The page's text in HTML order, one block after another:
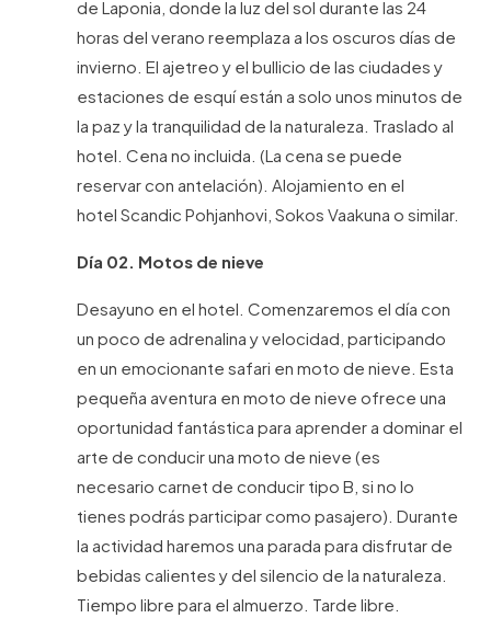
de Laponia, donde la luz del sol durante las 24
horas del verano reemplaza a los oscuros días de
invierno. El ajetreo y el bullicio de las ciudades y
estaciones de esquí están a solo unos minutos de
la paz y la tranquilidad de la naturaleza. Traslado al
hotel. Cena no incluida. (La cena se puede
reservar con antelación). Alojamiento en el
hotel Scandic Pohjanhovi, Sokos Vaakuna o similar.
Día 02. Motos de nieve
Desayuno en el hotel. Comenzaremos el día con
un poco de adrenalina y velocidad, participando
en un emocionante safari en moto de nieve. Esta
pequeña aventura en moto de nieve ofrece una
oportunidad fantástica para aprender a dominar el
arte de conducir una moto de nieve (es
necesario carnet de conducir tipo B, si no lo
tienes podrás participar como pasajero). Durante
la actividad haremos una parada para disfrutar de
bebidas calientes y del silencio de la naturaleza.
Tiempo libre para el almuerzo. Tarde libre.